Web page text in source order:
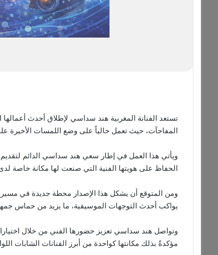
تستعد الفنانة المغربية هند سداسي لإطلاق أحدث أعمالها
المفاجآت، حيث تعمل حالياً على وضع اللمسات الأخيرة
ويأتي هذا العمل في إطار سعي هند سداسي الدائم
الحفاظ على هويتها الفنية التي صنعت لها مكانة خاصة
ومن المتوقع أن يشكل هذا الإصدار محطة جديدة في مسيرة
يواكب أحدث التوجهات الموسيقية، ما يزيد من حماس
وتواصل هند سداسي تعزيز حضورها الفني من خلال
مؤكدةً بذلك مكانتها كواحدة من أبرز الفنانات الشابات